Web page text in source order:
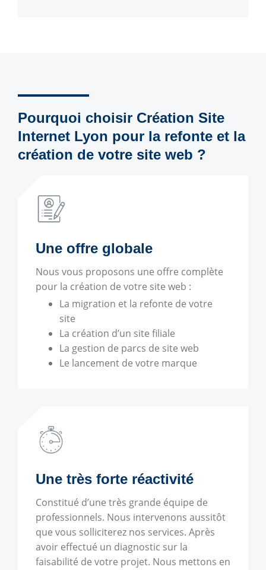
Pourquoi choisir Création Site
Internet Lyon pour la refonte et la
création de votre site web ?
Une offre globale
Nous vous proposons une offre complète
pour la création de votre site web :
La migration et la refonte de votre
site
La création d’un site filiale
La gestion de parcs de site web
Le lancement de votre marque
Une très forte réactivité
Constitué d’une très grande équipe de
professionnels. Nous intervenons aussitôt
que vous solliciterez nos services. Après
avoir effectué un diagnostic sur la
faisabilité de votre projet. Nous mettons en